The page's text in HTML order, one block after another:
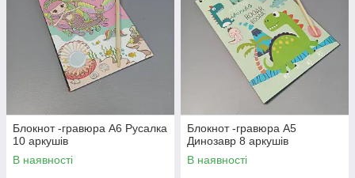
Блокнот -гравюра А6 Русалка
10 аркушів
В наявності
Блокнот -гравюра А5
Динозавр 8 аркушів
В наявності